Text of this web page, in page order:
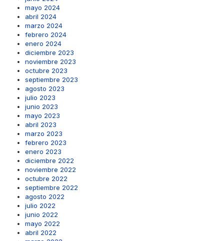
mayo 2024
abril 2024
marzo 2024
febrero 2024
enero 2024
diciembre 2023
noviembre 2023
octubre 2023
septiembre 2023
agosto 2023
julio 2023
junio 2023
mayo 2023
abril 2023
marzo 2023
febrero 2023
enero 2023
diciembre 2022
noviembre 2022
octubre 2022
septiembre 2022
agosto 2022
julio 2022
junio 2022
mayo 2022
abril 2022